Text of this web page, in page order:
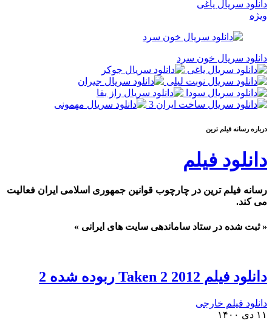
دانلود سریال یاغی
ویژه
دانلود سریال خون سرد
درباره رسانه فيلم ترين
دانلود فیلم
رسانه فیلم ترین در چارچوب قوانین جمهوری اسلامی ایران فعالیت
می کند.
« ثبت شده در ستاد ساماندهی سایت های ایرانی »
دانلود فیلم Taken 2 2012 ربوده شده 2
دانلود فیلم خارجی
۱۱ دی ۱۴۰۰